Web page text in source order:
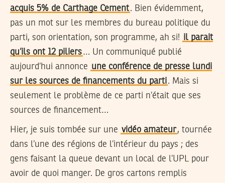
acquis 5% de Carthage Cement. Bien évidemment,
pas un mot sur les membres du bureau politique du
parti, son orientation, son programme, ah si! il parait
qu’ils ont 12 piliers… Un communiqué publié
aujourd’hui annonce une conférence de presse lundi
sur les sources de financements du parti. Mais si
seulement le problème de ce parti n’était que ses
sources de financement…
Hier, je suis tombée sur une vidéo amateur, tournée
dans l’une des régions de l’intérieur du pays ; des
gens faisant la queue devant un local de l’UPL pour
avoir de quoi manger. De gros cartons remplis